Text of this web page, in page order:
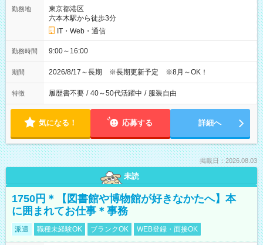
勤務地
東京都港区
六本木駅から徒歩3分
IT・Web・通信
勤務時間 9:00～16:00
期間 2026/8/17～長期 ※長期更新予定 ※8月～OK！
特徴 履歴書不要 / 40～50代活躍中 / 服装自由
気になる！ 応募する 詳細へ
掲載日：2026.08.03
未読
1750円＊【図書館や博物館が好きなかたへ】本
に囲まれてお仕事＊事務
派遣 職種未経験OK ブランクOK WEB登録・面接OK